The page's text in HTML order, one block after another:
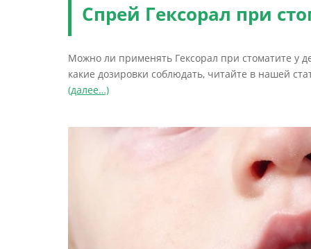
Спрей Гексорал при
Можно ли применять Гексорал при стоматите у
какие дозировки соблюдать, читайте в нашей
(далее…)